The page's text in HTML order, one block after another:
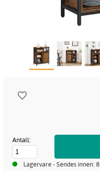
Antall:
Lagervare - Sendes innen: